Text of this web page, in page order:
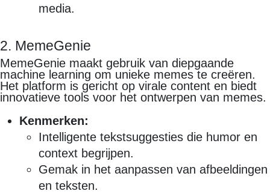
media.
2. MemeGenie
MemeGenie maakt gebruik van diepgaande
machine learning om unieke memes te creëren.
Het platform is gericht op virale content en biedt
innovatieve tools voor het ontwerpen van memes.
Kenmerken:
Intelligente tekstsuggesties die humor en
context begrijpen.
Gemak in het aanpassen van afbeeldingen
en teksten.